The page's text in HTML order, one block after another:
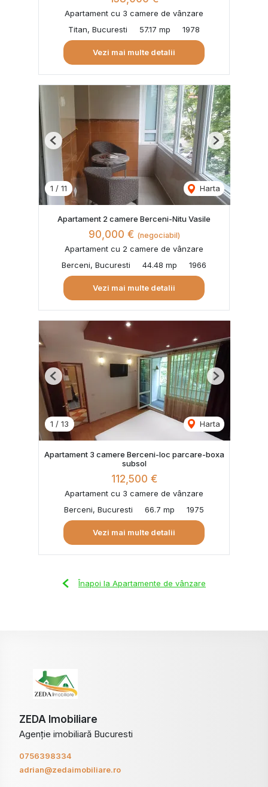
Apartament cu 3 camere de vânzare
Titan, Bucuresti
57.17 mp 1978
Vezi mai multe detalii
1 / 11 Harta
Previous Next
Apartament 2 camere Berceni-Nitu Vasile
90,000 € (negociabil)
Apartament cu 2 camere de vânzare
Berceni, Bucuresti
44.48 mp 1966
Vezi mai multe detalii
1 / 13 Harta
Previous Next
Apartament 3 camere Berceni-loc parcare-boxa
subsol
112,500 €
Apartament cu 3 camere de vânzare
Berceni, Bucuresti
66.7 mp 1975
Vezi mai multe detalii
Înapoi la Apartamente de vânzare
ZEDA Imobiliare
Agenție imobiliară Bucuresti
0756398334
adrian@zedaimobiliare.ro